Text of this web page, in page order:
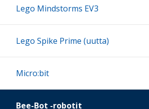
16:00
Lego Mindstorms EV3
Lego Spike Prime (uutta)
Micro:bit
Bee-Bot -robotit